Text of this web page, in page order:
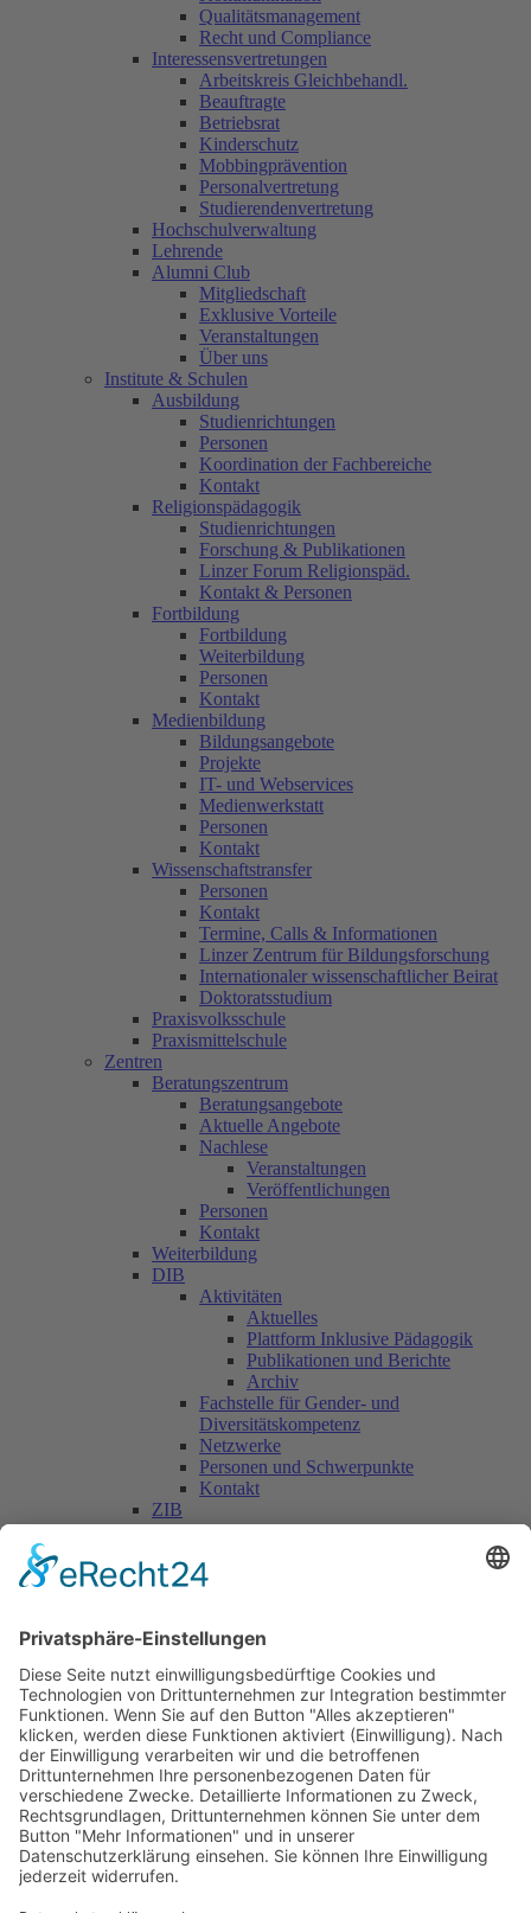
Qualitätsmanagement
Recht und Compliance
Interessensvertretungen
Arbeitskreis Gleichbehandl.
Beauftragte
Betriebsrat
Kinderschutz
Mobbingprävention
Personalvertretung
Studierendenvertretung
Hochschulverwaltung
Lehrende
Alumni Club
Mitgliedschaft
Exklusive Vorteile
Veranstaltungen
Über uns
Institute & Schulen
Ausbildung
Studienrichtungen
Personen
Koordination der Fachbereiche
Kontakt
Religionspädagogik
Studienrichtungen
Forschung & Publikationen
Linzer Forum Religionspäd.
Kontakt & Personen
Fortbildung
Fortbildung
Weiterbildung
Personen
Kontakt
Medienbildung
Bildungsangebote
Projekte
IT- und Webservices
Medienwerkstatt
Personen
Kontakt
Wissenschaftstransfer
Personen
Kontakt
Termine, Calls & Informationen
Linzer Zentrum für Bildungsforschung
Internationaler wissenschaftlicher Beirat
Doktoratsstudium
Praxisvolksschule
Praxismittelschule
Zentren
Beratungszentrum
Beratungsangebote
Aktuelle Angebote
Nachlese
Veranstaltungen
Veröffentlichungen
Personen
Kontakt
Weiterbildung
DIB
Aktivitäten
Aktuelles
Plattform Inklusive Pädagogik
Publikationen und Berichte
Archiv
Fachstelle für Gender- und
Diversitätskompetenz
Netzwerke
Personen und Schwerpunkte
Kontakt
ZIB
Päd. Praktische Studien
Personen
Nationale Kooperationen
L.E.V.
Nachlese
Soziales Engagement
Materialien und Links
Personen
Kontakt
ÖKOLOG/PILGRIM
Aktuelles
Materialien & Links